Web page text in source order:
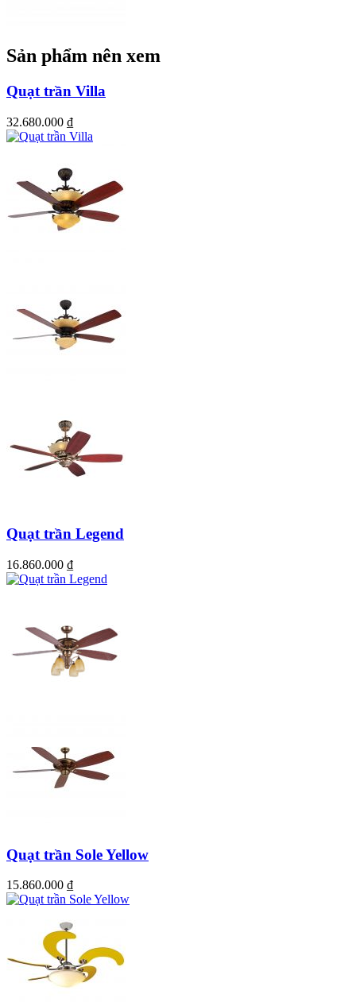
Với thiết kế độc đáo có một không hai, quạt trần CANDY GWO
mộc mạc nhưng vẫn nổi bật hiện đại với 5 cánh bằng gỗ MÀU
XÁM KHÓI nguyên khối ghép lại với nhau một cách gọn gàng. Vỏ
động cơ hình trụ bổ sung cho cấu hình tối thiểu của nó. Thiết kế gắn
Sản phẩm nên xem
Quạt trần Villa
32.680.000 ₫
Quạt trần Legend
16.860.000 ₫
Quạt trần Sole Yellow
15.860.000 ₫